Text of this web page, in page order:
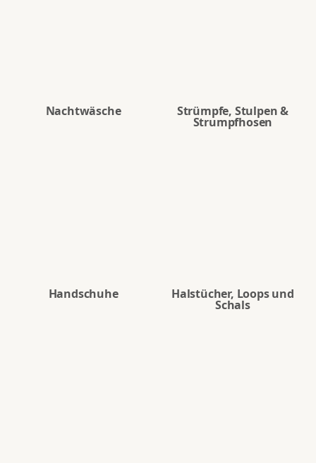
Nachtwäsche Strümpfe, Stulpen &
Strumpfhosen
Handschuhe Halstücher, Loops und
Schals